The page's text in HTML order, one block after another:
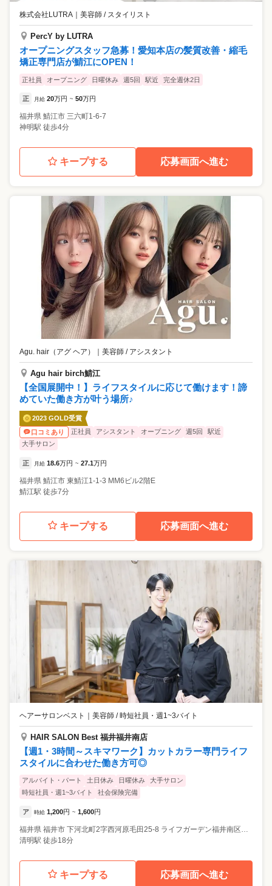
株式会社LUTRA 美容師 / スタイリスト
PercY by LUTRA
オープニングスタッフ急募！愛知本店の髪質改善・縮毛
矯正専門店が鯖江にOPEN！
正社員 オープニング 日曜休み 週5回 駅近 完全週休2日
正 月給 20万円 ~ 50万円
福井県 鯖江市 三六町1-6-7
神明駅 徒歩4分
キープする 応募画面へ進む
Agu. hair（アグ ヘア） ｜ 美容師 / アシスタント
Agu hair birch鯖江
【全国展開中！】ライフスタイルに応じて働けます！諦
めていた働き方が叶う場所♪
2023 GOLD受賞
口コミあり
正社員 アシスタント オープニング 週5回
駅近
大手サロン
正 月給 18.6万円 ~ 27.1万円
福井県 鯖江市 東鯖江1-1-3 MM6ビル2階E
鯖江駅 徒歩7分
キープする 応募画面へ進む
ヘアーサロンベスト 美容師 / 時短社員・週1~3バイト
HAIR SALON Best 福井福井南店
【週1・3時間～スキマワーク】カットカラー専門ライフ
スタイルに合わせた働き方可◎
アルバイト・パート 土日休み 日曜休み
大手サロン
時短社員・週1~3バイト
社会保険完備
ア 時給 1,200円 ~ 1,600円
福井県 福井市 下河北町2字西河原毛田25-8 ライフガーデン福井南区画B
清明駅 徒歩18分
キープする 応募画面へ進む